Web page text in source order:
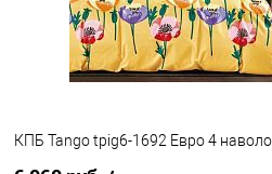
КПБ Tango tpig6-1692 Евро 4